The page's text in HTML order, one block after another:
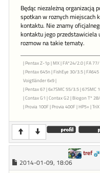
Będąc niezależną organizacją
spotkan w roznych miejscach
kontaktu. Nie znamy
kontaktu jego przedstawiciela
rozmow na takie tematy.
| Pentax Z-1p | MX | FA*24/2.0 | FA
| Pentax 645n | FishEye 30/3.5 |
Voigtländer 6x9 |
| Pentax 67 | 6x7SMC 55/3.5 | 67SMC
| Contax G1 | Contax G2 | Biogon T*
| Provia 100F | Provia 400F | HP5+ |
tref
2014-01-09, 18:06